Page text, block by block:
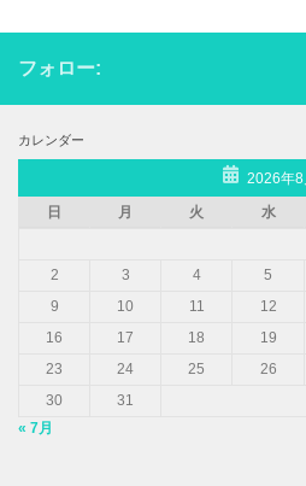
フォロー:
カレンダー
2026年8
日
月 火 水
2
3 4 5
9
10 11 12
16
17 18 19
23
24 25 26
30
31
« 7月